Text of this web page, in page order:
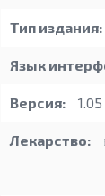
Тип издания:
Язык
Версия: 1.05
Лекарство: